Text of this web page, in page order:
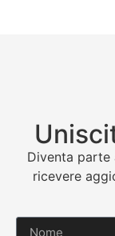
Diventa parte
ricevere